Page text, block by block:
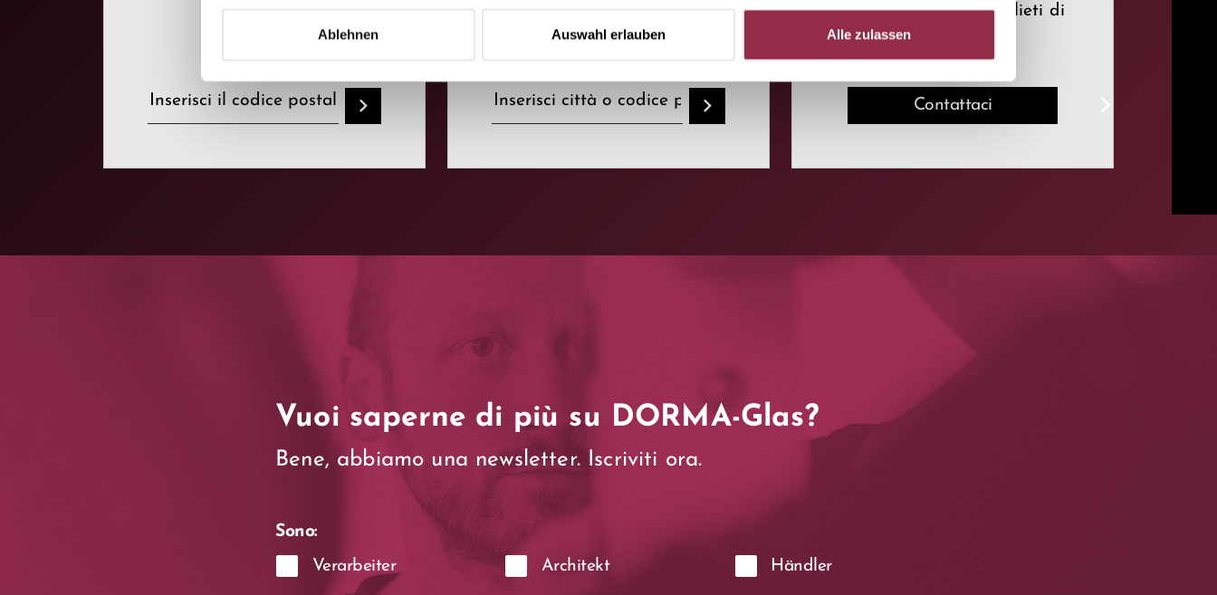
Ablehnen Auswahl erlauben Alle zulassen
partner specializzati.
Contattateci, saremo lieti di
Contattaci
Vuoi saperne di più su DORMA-Glas?
Bene, abbiamo una newsletter. Iscriviti ora.
Sono:
Verarbeiter
Architekt Händler